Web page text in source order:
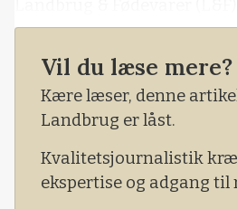
for dyr over 110 kg, mens
svin under 110 kg.
Opgørelsen er baseret på
til
og omfatter ikke kasserede
Vil du læse mere?
Kære læser, denne
Landbrug er låst.
Kvalitetsjournalistik
ekspertise og adgang til